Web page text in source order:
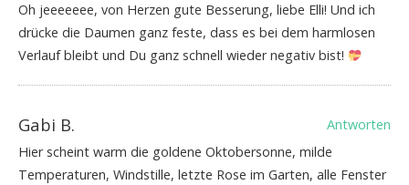
Oh jeeeeeee, von Herzen gute Besserung, liebe Elli! Und ich
drücke die Daumen ganz feste, dass es bei dem harmlosen
Verlauf bleibt und Du ganz schnell wieder negativ bist!
Gabi B.
Antworten
Hier scheint warm die goldene Oktobersonne, milde
Temperaturen, Windstille, letzte Rose im Garten, alle Fenster